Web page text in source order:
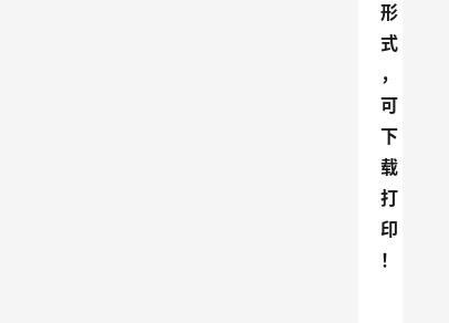
形
式
，
可
下
载
打
印
！